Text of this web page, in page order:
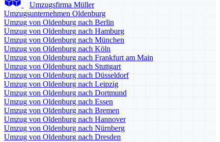
Umzugsfirma Müller
Umzugsunternehmen Oldenburg
Umzug von Oldenburg nach Berlin
Umzug von Oldenburg nach Hamburg
Umzug von Oldenburg nach München
Umzug von Oldenburg nach Köln
Umzug von Oldenburg nach Frankfurt am Main
Umzug von Oldenburg nach Stuttgart
Umzug von Oldenburg nach Düsseldorf
Umzug von Oldenburg nach Leipzig
Umzug von Oldenburg nach Dortmund
Umzug von Oldenburg nach Essen
Umzug von Oldenburg nach Bremen
Umzug von Oldenburg nach Hannover
Umzug von Oldenburg nach Nürnberg
Umzug von Oldenburg nach Dresden